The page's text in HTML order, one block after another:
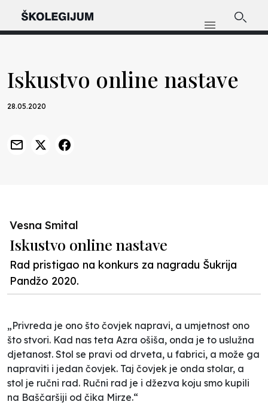
Iskustvo online nastave
28.05.2020
Vesna Smital
Iskustvo online nastave
Rad pristigao na konkurs za nagradu Šukrija
Pandžo 2020.
„Privreda je ono što čovjek napravi, a umjetnost ono
što stvori. Kad nas teta Azra ošiša, onda je to uslužna
djetanost. Stol se pravi od drveta, u fabrici, a može ga
napraviti i jedan čovjek. Taj čovjek je onda stolar, a
stol je ručni rad. Ručni rad je i džezva koju smo kupili
na Baščaršiji od čika Mirze.“